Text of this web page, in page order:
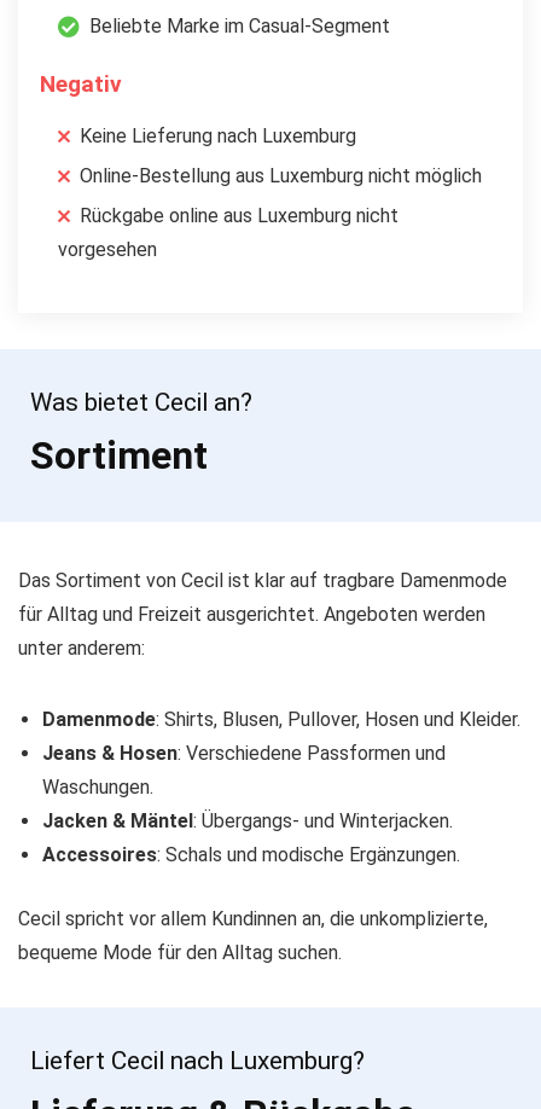
Beliebte Marke im Casual-Segment
Negativ
Keine Lieferung nach Luxemburg
Online-Bestellung aus Luxemburg nicht möglich
Rückgabe online aus Luxemburg nicht
vorgesehen
Was bietet Cecil an?
Sortiment
Das Sortiment von Cecil ist klar auf tragbare Damenmode
für Alltag und Freizeit ausgerichtet. Angeboten werden
unter anderem:
Damenmode: Shirts, Blusen, Pullover, Hosen und Kleider.
Jeans & Hosen: Verschiedene Passformen und
Waschungen.
Jacken & Mäntel: Übergangs- und Winterjacken.
Accessoires: Schals und modische Ergänzungen.
Cecil spricht vor allem Kundinnen an, die unkomplizierte,
bequeme Mode für den Alltag suchen.
Liefert Cecil nach Luxemburg?